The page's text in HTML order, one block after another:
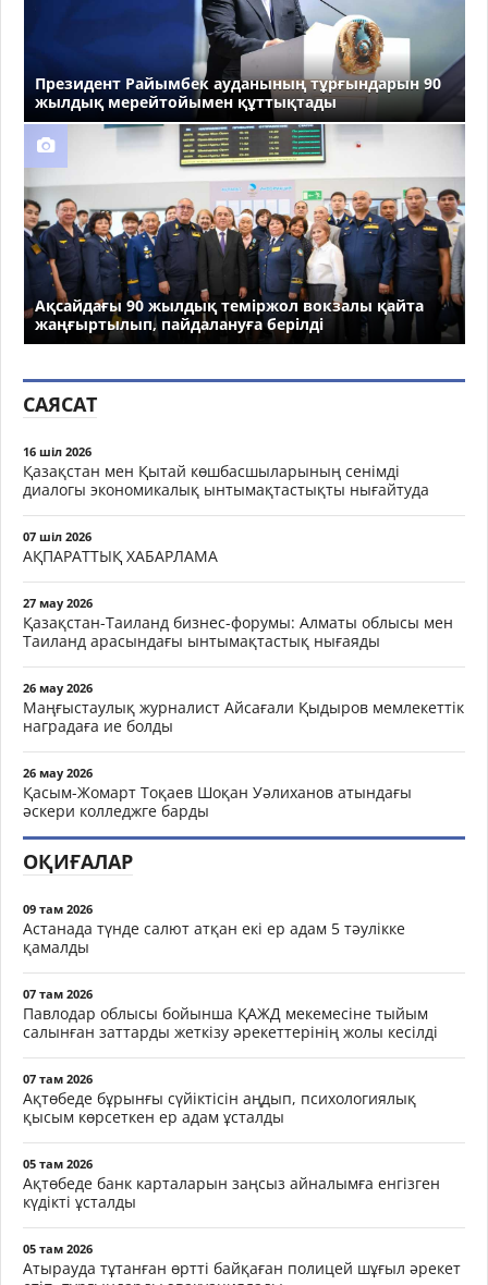
Президент Райымбек ауданының тұрғындарын 90
жылдық мерейтойымен құттықтады
Ақсайдағы 90 жылдық теміржол вокзалы қайта
жаңғыртылып, пайдалануға берілді
САЯСАТ
16 шіл 2026
Қазақстан мен Қытай көшбасшыларының сенімді
диалогы экономикалық ынтымақтастықты нығайтуда
07 шіл 2026
АҚПАРАТТЫҚ ХАБАРЛАМА
27 мау 2026
Қазақстан-Таиланд бизнес-форумы: Алматы облысы мен
Таиланд арасындағы ынтымақтастық нығаяды
26 мау 2026
Маңғыстаулық журналист Айсағали Қыдыров мемлекеттік
наградаға ие болды
26 мау 2026
Қасым-Жомарт Тоқаев Шоқан Уәлиханов атындағы
әскери колледжге барды
ОҚИҒАЛАР
09 там 2026
Астанада түнде салют атқан екі ер адам 5 тәулікке
қамалды
07 там 2026
Павлодар облысы бойынша ҚАЖД мекемесіне тыйым
салынған заттарды жеткізу әрекеттерінің жолы кесілді
07 там 2026
Ақтөбеде бұрынғы сүйіктісін аңдып, психологиялық
қысым көрсеткен ер адам ұсталды
05 там 2026
Ақтөбеде банк карталарын заңсыз айналымға енгізген
күдікті ұсталды
05 там 2026
Атырауда тұтанған өртті байқаған полицей шұғыл әрекет